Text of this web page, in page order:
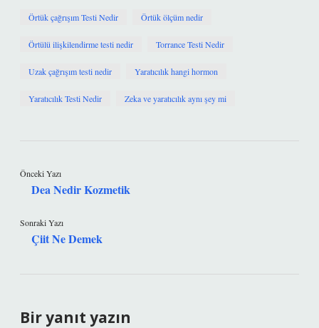
Örtük çağrışım Testi Nedir Örtük ölçüm nedir
Örtülü ilişkilendirme testi nedir Torrance Testi Nedir
Uzak çağrışım testi nedir Yaratıcılık hangi hormon
Yaratıcılık Testi Nedir Zeka ve yaratıcılık aynı şey mi
Önceki Yazı
Dea Nedir Kozmetik
Sonraki Yazı
Çiit Ne Demek
Bir yanıt yazın